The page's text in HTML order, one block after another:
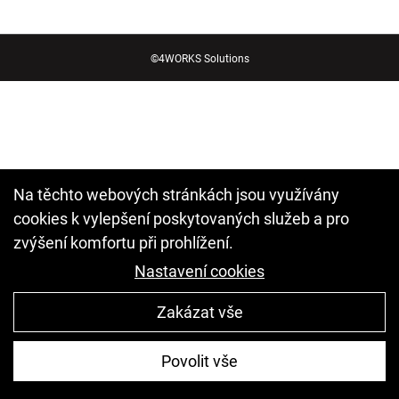
©4WORKS Solutions
Na těchto webových stránkách jsou využívány
cookies k vylepšení poskytovaných služeb a pro
zvýšení komfortu při prohlížení.
Nastavení cookies
Zakázat vše
Povolit vše